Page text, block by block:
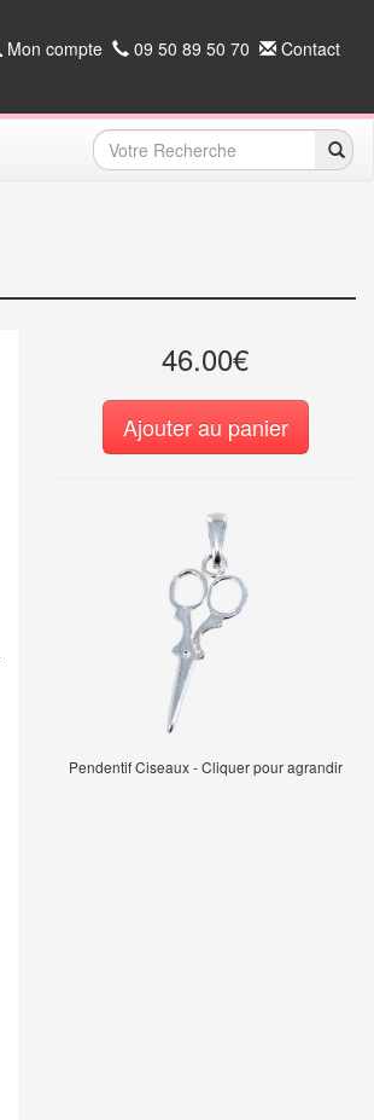
Mon compte 09 50 89 50 70 Contact
46.00€
Ajouter au panier
Pendentif Ciseaux - Cliquer pour agrandir